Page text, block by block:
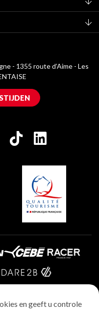
- 1355 route d’Aime - Les
en geeft u controle